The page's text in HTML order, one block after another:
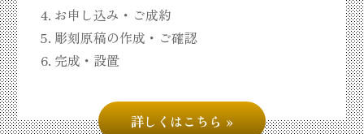
お申し込み・ご成約
彫刻原稿の作成・ご確認
完成・設置
詳しくはこちら